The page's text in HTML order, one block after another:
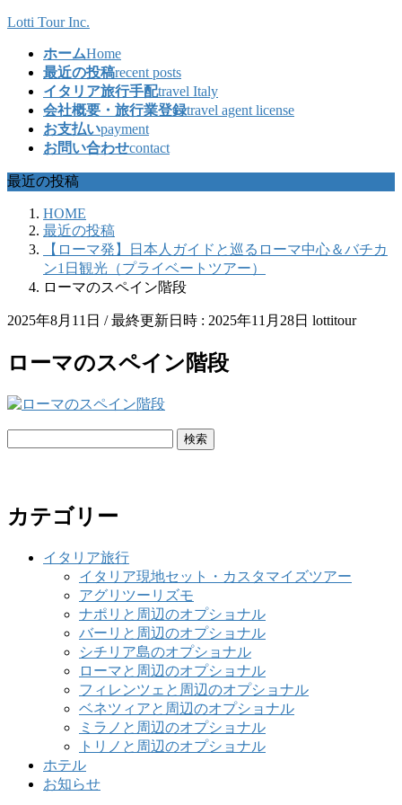
コ
ッ
プ
ナ
移
動
Lotti Tour Inc.
ホームHome
最近の投稿recent posts
イタリア旅行手配travel Italy
会社概要・旅行業登録travel agent license
お支払いpayment
お問い合わせcontact
最近の投稿
HOME
最近の投稿
【ローマ発】日本人ガイドと巡るローマ中心＆バチカ
ン1日観光（プライベートツアー）
ローマのスペイン階段
2025年8月11日 / 最終更新日時 : 2025年11月28日 lottitour
ローマのスペイン階段
カテゴリー
イタリア旅行
イタリア現地セット・カスタマイズツアー
アグリツーリズモ
ナポリと周辺のオプショナル
バーリと周辺のオプショナル
シチリア島のオプショナル
ローマと周辺のオプショナル
フィレンツェと周辺のオプショナル
ベネツィアと周辺のオプショナル
ミラノと周辺のオプショナル
トリノと周辺のオプショナル
ホテル
お知らせ